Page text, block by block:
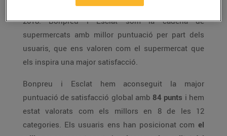
puntuacions globals pels supermercats de l’any
2018. Bonpreu i Esclat som la cadena de
supermercats amb millor puntuació per part dels
usuaris, que ens valoren com el supermercat que
els inspira una major satisfacció.
Bonpreu i Esclat hem aconseguit la major
puntuació de satisfacció global amb 84 punts i hem
estat valorats com els millors en 8 de les 12
categories. Els usuaris ens han posicionat com el